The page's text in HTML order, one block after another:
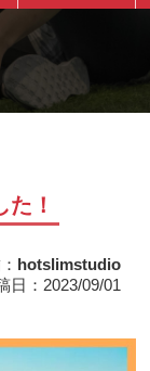
！
hotslimstudio
日：2023/09/01